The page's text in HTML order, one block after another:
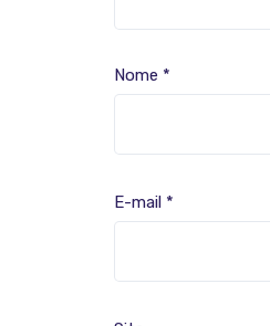
Nome *
E-mail *